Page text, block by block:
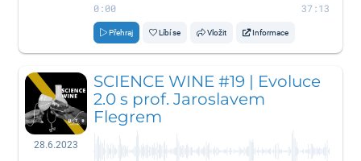
0:00 37:13
Přehraj Líbí se Vložit Informace
28.6.2023
SCIENCE WINE #19 | Evoluce
2.0 s prof. Jaroslavem
Flegrem